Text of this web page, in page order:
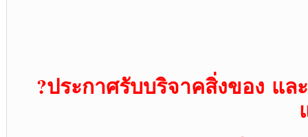
?ประกาศรับบริจาคสิ่งของ แล